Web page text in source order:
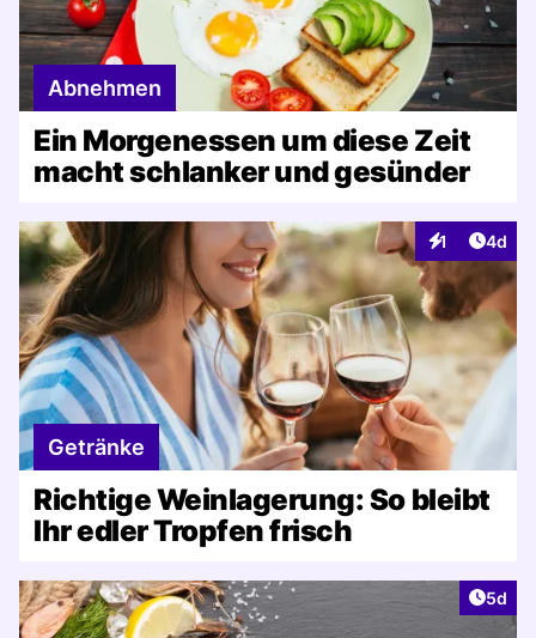
Abnehmen
Ein Morgenessen um diese Zeit
macht schlanker und gesünder
1
Interaktionen
4d
Getränke
Richtige Weinlagerung: So bleibt
Ihr edler Tropfen frisch
5d